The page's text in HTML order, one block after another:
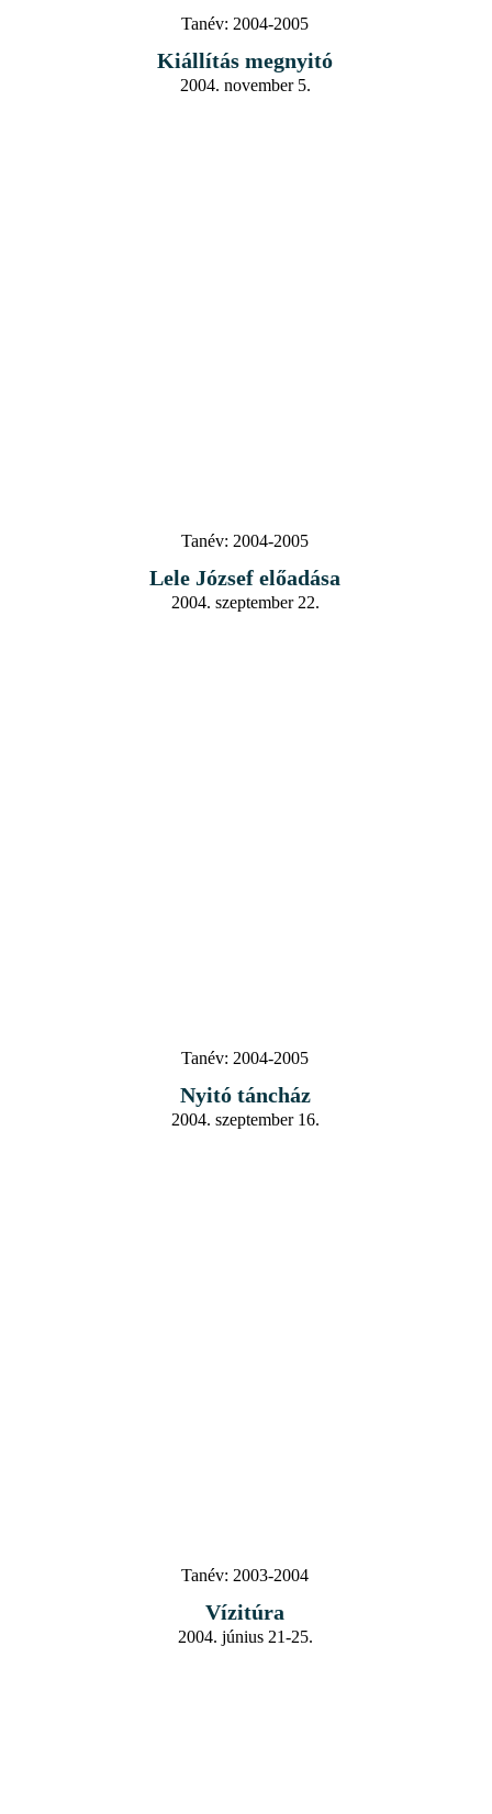
Tanév: 2004-2005
Kiállítás megnyitó
2004. november 5.
Tanév: 2004-2005
Lele József előadása
2004. szeptember 22.
Tanév: 2004-2005
Nyitó táncház
2004. szeptember 16.
Tanév: 2003-2004
Vízitúra
2004. június 21-25.